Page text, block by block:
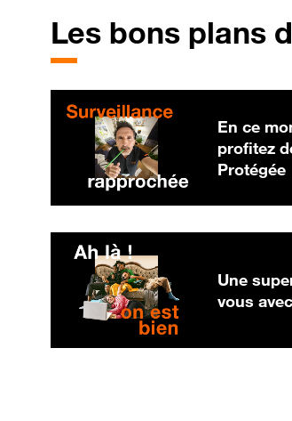
Les bons plans
En ce
profitez
Protégée
Une
vous